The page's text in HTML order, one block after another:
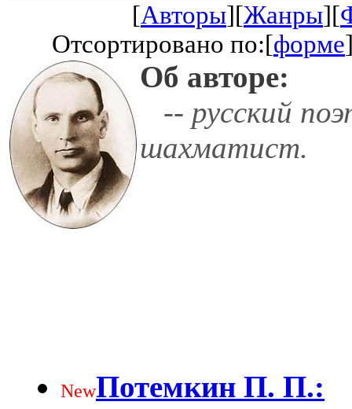
[Авторы][Жанры][
Отсортировано по:[форме
Об авторе:
-- русский
шахматист.
NewПотемкин П. П.: